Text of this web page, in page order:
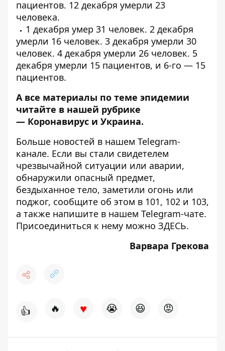
пациентов. 12 декабря умерли 23
человека.
1 декабря умер 31 человек. 2 декабря
умерли 16 человек. 3 декабря умерли 30
человек. 4 декабря умерли 26 человек. 5
декабря умерли 15 пациентов, и 6-го — 15
пациентов.
А все материалы по теме эпидемии
читайте в нашей рубрике
— Коронавирус и Украина.
Больше новостей в нашем Telegram-
канале. Если вы стали свидетелем
чрезвычайной ситуации или аварии,
обнаружили опасный предмет,
бездыханное тело, заметили огонь или
поджог, сообщите об этом в 101, 102 и 103,
а также напишите в нашем Telegram-чате.
Присоединиться к нему можно ЗДЕСЬ.
Варвара Грекова
👍 🔥 ♥ 😭 😆 😡